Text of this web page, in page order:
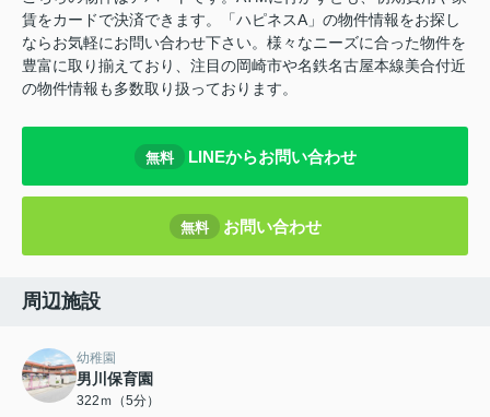
賃をカードで決済できます。「ハピネスA」の物件情報をお探し
ならお気軽にお問い合わせ下さい。様々なニーズに合った物件を
豊富に取り揃えており、注目の岡崎市や名鉄名古屋本線美合付近
の物件情報も多数取り扱っております。
無料 LINEからお問い合わせ
無料 お問い合わせ
周辺施設
幼稚園
男川保育園
322ｍ（5分）